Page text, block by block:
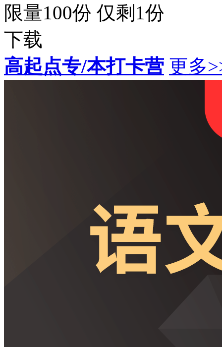
限量100份 仅剩 1份
下载
高起点专/本打卡营 更多